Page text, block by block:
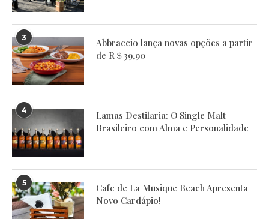
3
Abbraccio lança novas opções a partir
de R＄39,90
4
Lamas Destilaria: O Single Malt
Brasileiro com Alma e Personalidade
5
Cafe de La Musique Beach Apresenta
Novo Cardápio!